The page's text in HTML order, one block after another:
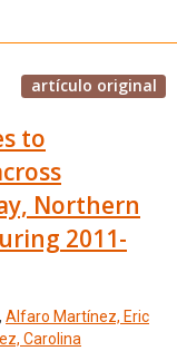
artículo original
to
Northern
2011-
, Alfaro Martínez, Eric
Carolina